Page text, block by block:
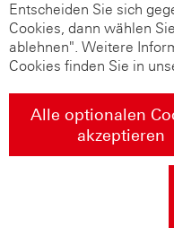
Entscheiden Sie sich
Cookies, dann wählen
ablehnen". Weitere
Cookies finden Sie in
Alle optionalen
akzeptieren